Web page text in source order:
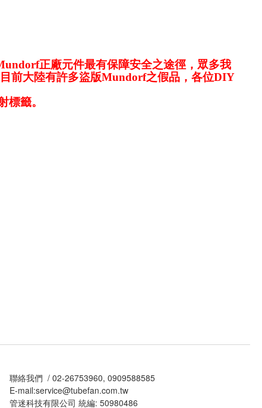
正廠元件最有保障安全之途徑，眾多我
前大陸有許多盜版Mundorf之假品，各位DIY
標籤。
聯絡我們 / 02-26753960, 0909588585
E-mail:service@tubefan.com.tw
管迷科技有限公司 統編: 50980486